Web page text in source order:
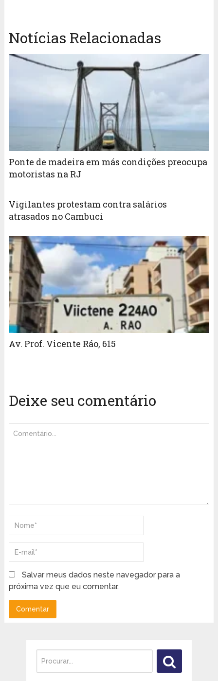
Notícias Relacionadas
Ponte de madeira em más condições preocupa
motoristas na RJ
Vigilantes protestam contra salários
atrasados no Cambuci
Av. Prof. Vicente Ráo, 615
Deixe seu comentário
Salvar meus dados neste navegador para a
próxima vez que eu comentar.